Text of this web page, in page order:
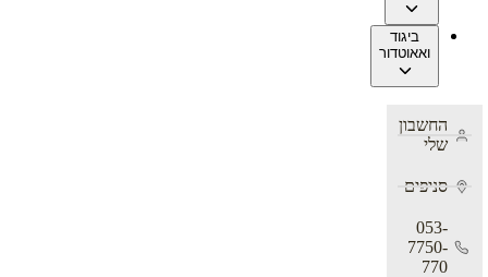
ביגוד
ואאוטדור
החשבון
שלי
סניפים
053-
7750-
770